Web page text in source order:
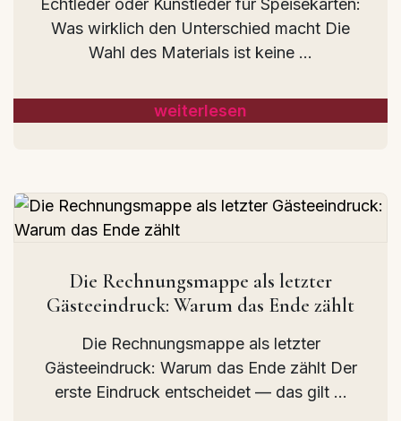
Echtleder oder Kunstleder für Speisekarten:
Was wirklich den Unterschied macht Die
Wahl des Materials ist keine ...
weiterlesen
Die Rechnungsmappe als letzter
Gästeeindruck: Warum das Ende zählt
Die Rechnungsmappe als letzter
Gästeeindruck: Warum das Ende zählt Der
erste Eindruck entscheidet — das gilt ...